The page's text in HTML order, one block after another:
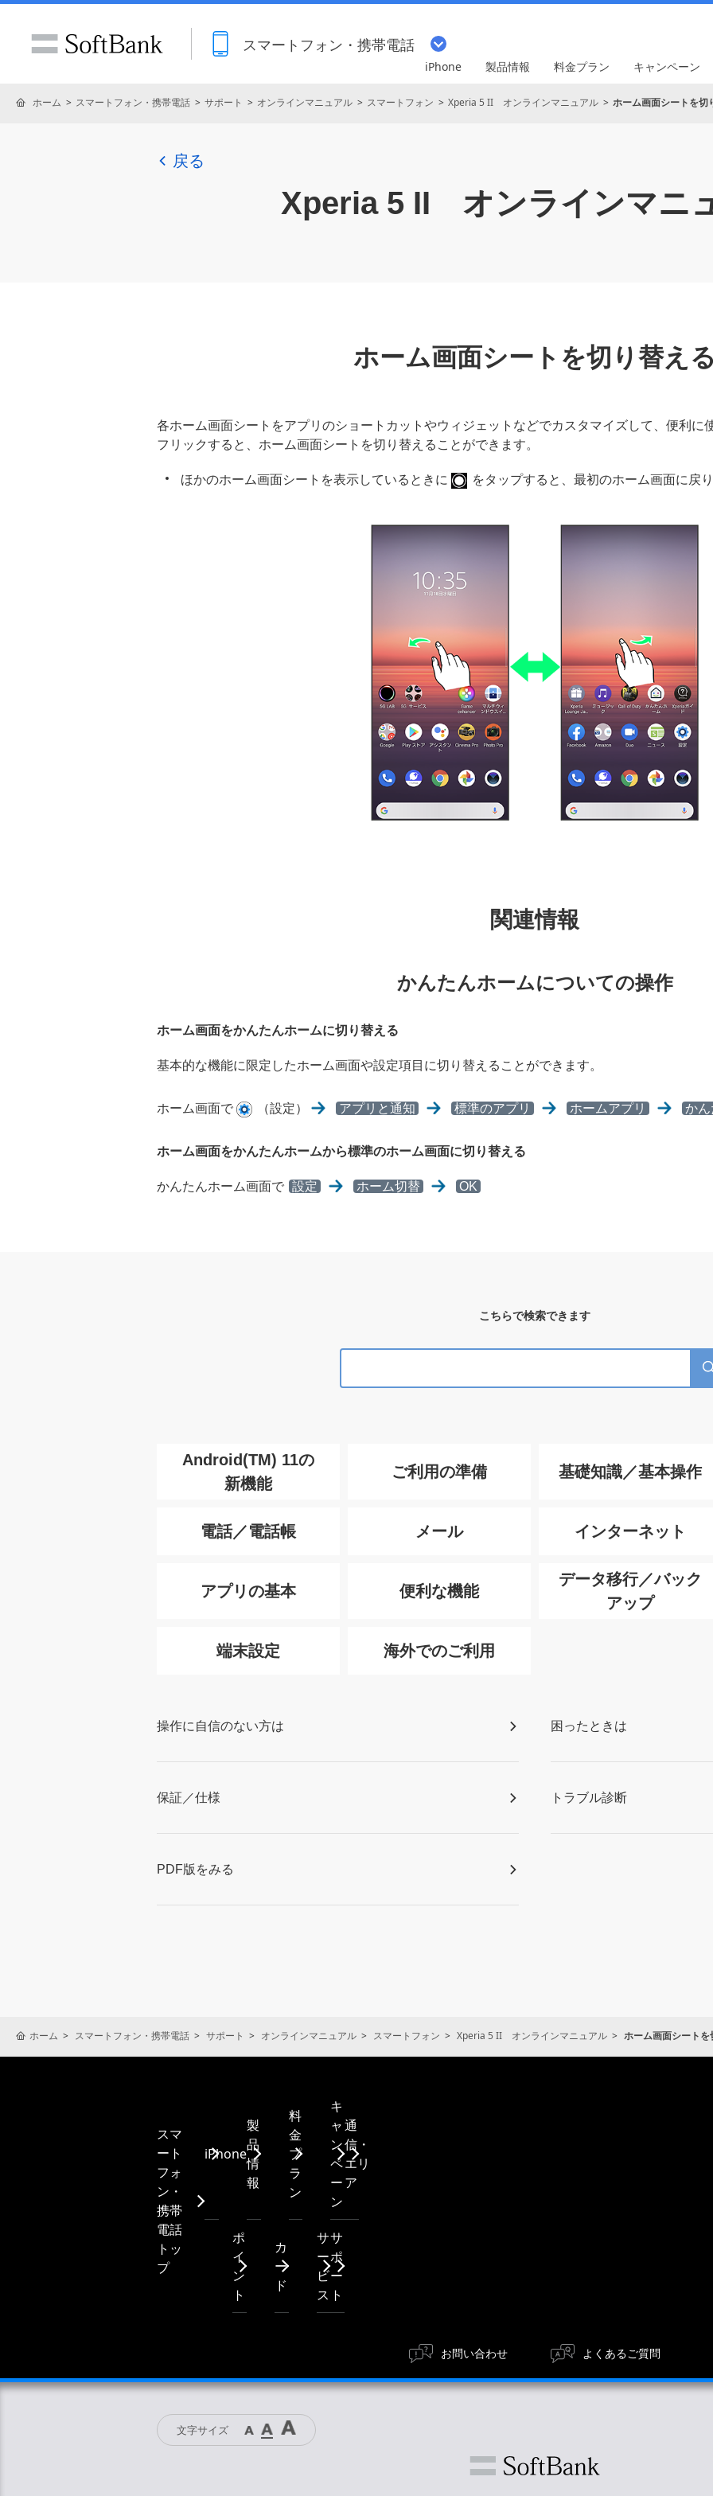
スマートフォン・携帯電話
iPhone 製品情報 料金プラン キャンペーン
ホーム スマートフォン・携帯電話 サポート オンラインマニュアル スマートフォン Xperia 5 II オンラインマニュアル ホーム画面シートを切
戻る
Xperia 5 II オンラインマニ
ホーム画面シートを切り替える
各ホーム画面シートをアプリのショートカットやウィジェットなどでカスタマイズして、便利に
フリックすると、ホーム画面シートを切り替えることができます。
ほかのホーム画面シートを表示しているときに をタップすると、最初のホーム画面に戻り
関連情報
かんたんホームについての操作
ホーム画面をかんたんホームに切り替える
基本的な機能に限定したホーム画面や設定項目に切り替えることができます。
ホーム画面で （設定） アプリと通知 標準のアプリ ホームアプリ かん
ホーム画面をかんたんホームから標準のホーム画面に切り替える
かんたんホーム画面で 設定 ホーム切替 OK
こちらで検索できます
Android(TM) 11の
新機能
ご利用の準備 基礎知識／基本操作
電話／電話帳 メール インターネット
アプリの基本 便利な機能
データ移行／バック
アップ
端末設定 海外でのご利用
操作に自信のない方は 困ったときは
保証／仕様 トラブル診断
PDF版をみる
ホーム スマートフォン・携帯電話 サポート オンラインマニュアル スマートフォン Xperia 5 II オンラインマニュアル ホーム画面シートを
スマ
ート
フォ
ン・
携帯
電話
トッ
プ
iPhone
製
品
情
報
料
金
プ
ラ
ン
キ
ャ
ン
ペ
ー
ン
通
信・
エリ
ア
ポ
イ
ン
ト
カ
ー
ド
サ
ー
ビ
ス
サ
ポ
ー
ト
お問い合わせ よくあるご質問
文字サイズ